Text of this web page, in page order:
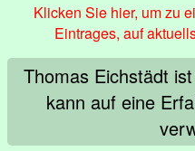
Klicken Sie hier, um zu
Eintrages, auf
Thomas Eichstädt
kann auf eine